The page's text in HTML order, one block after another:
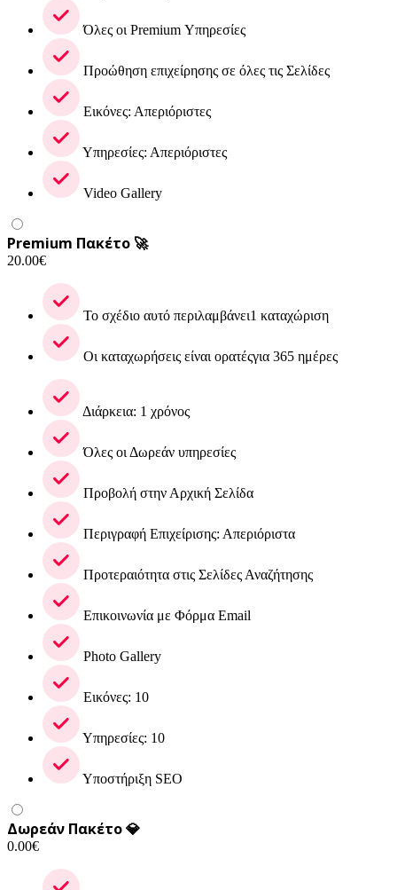
Όλες οι Premium Υπηρεσίες
Προώθηση επιχείρησης σε όλες τις Σελίδες
Εικόνες: Απεριόριστες
Υπηρεσίες: Απεριόριστες
Video Gallery
Premium Πακέτο 🚀
20.00€
Το σχέδιο αυτό περιλαμβάνει1 καταχώριση
Οι καταχωρήσεις είναι ορατέςγια 365 ημέρες
Διάρκεια: 1 χρόνος
Όλες οι Δωρεάν υπηρεσίες
Προβολή στην Αρχική Σελίδα
Περιγραφή Επιχείρισης: Απεριόριστα
Προτεραιότητα στις Σελίδες Αναζήτησης
Επικοινωνία με Φόρμα Email
Photo Gallery
Εικόνες: 10
Υπηρεσίες: 10
Υποστήριξη SEO
Δωρεάν Πακέτο 💎
0.00€